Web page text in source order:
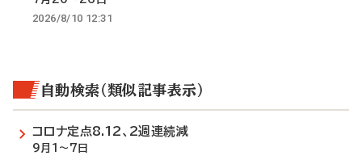
2026/8/10 12:31
自動検索（類似記事表示）
コロナ定点8.12、2週連続減
9月1～7日